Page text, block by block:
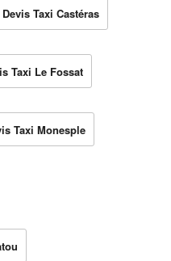
Devis Taxi Castéras
Taxi Le Fossat
Taxi Monesple